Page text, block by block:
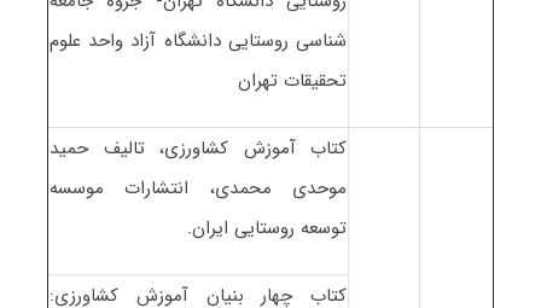
شناسی روستایی دانشگاه آزاد واحد علوم
تحقیقات تهران
کتاب آموزش کشاورزی، تالیف حمید
موحدی محمدی، انتشارات موسسه
توسعه روستایی ایران.
کتاب چهار بنیان آموزش کشاورزی: